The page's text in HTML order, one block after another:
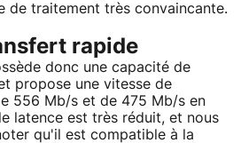
de traitement très convaincante.
rapide
donc une capacité de
propose une vitesse de
556 Mb/s et de 475 Mb/s en
latence est très réduit, et nous
qu'il est compatible à la